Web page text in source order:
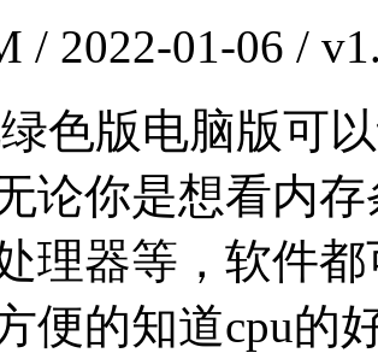
/ 2022-01-06 /
色版电脑版可
论你是想看内
理器等，软件
便的知道cpu的